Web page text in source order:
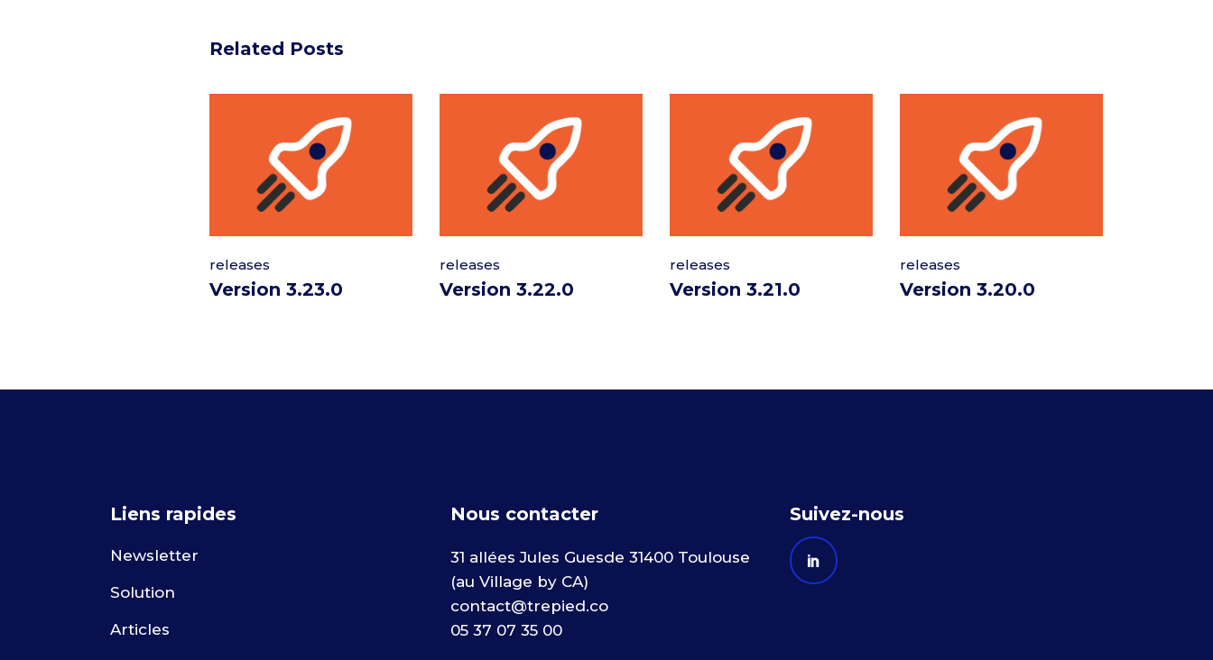
Related Posts
releases
Version 3.23.0
releases
Version 3.22.0
releases
Version 3.21.0
releases
Version 3.20.0
Liens rapides
Newsletter
Solution
Articles
Nous contacter
31 allées Jules Guesde 31400 Toulouse
(au Village by CA)
contact@trepied.co
05 37 07 35 00
Suivez-nous